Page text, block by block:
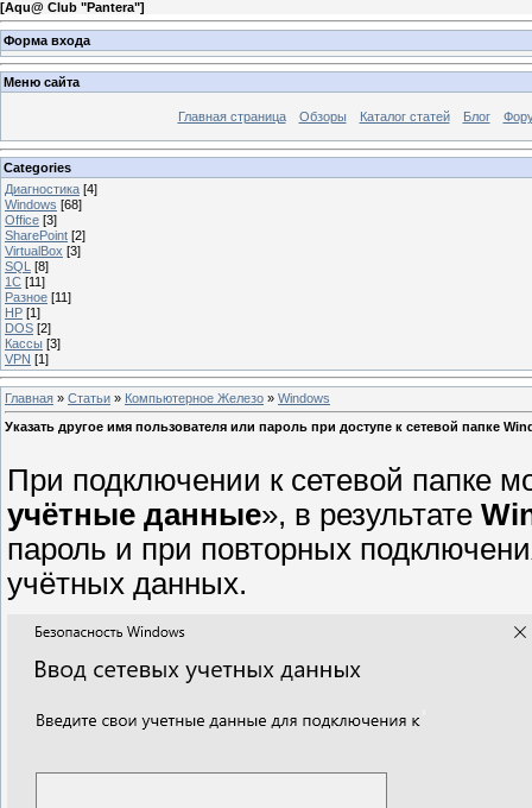
[Aqu@ Club "Pantera"]
Форма входа
Меню сайта
Главная страница Обзоры Каталог статей Блог
Categories
Диагностика [4]
Windows [68]
Office [3]
SharePoint [2]
VirtualBox [3]
SQL [8]
1C [11]
Разное [11]
HP [1]
DOS [2]
Кассы [3]
VPN [1]
Главная » Статьи » Компьютерное Железо » Windows
Указать другое имя пользователя или пароль при доступе к сетевой папке
При подключении к сетевой папке
учётные данные», в результате
пароль и при повторных
учётных данных.